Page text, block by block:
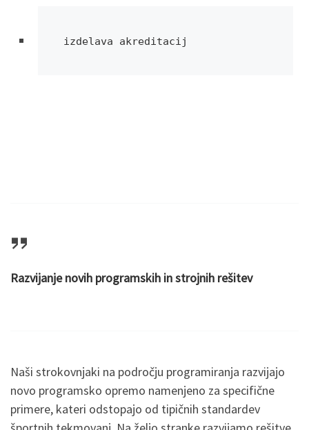
izdelava akreditacij
Razvijanje novih programskih in strojnih rešitev
Naši strokovnjaki na področju programiranja razvijajo
novo programsko opremo namenjeno za specifične
primere, kateri odstopajo od tipičnih standardev